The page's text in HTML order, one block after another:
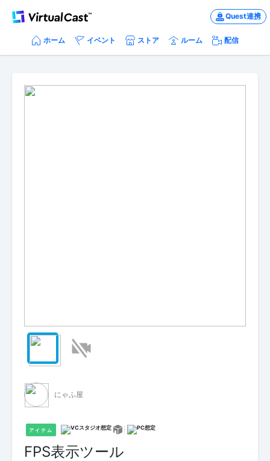
Quest連携
ホーム イベント ストア ルーム 配信
にゃふ屋
アイテム
FPS表示ツール